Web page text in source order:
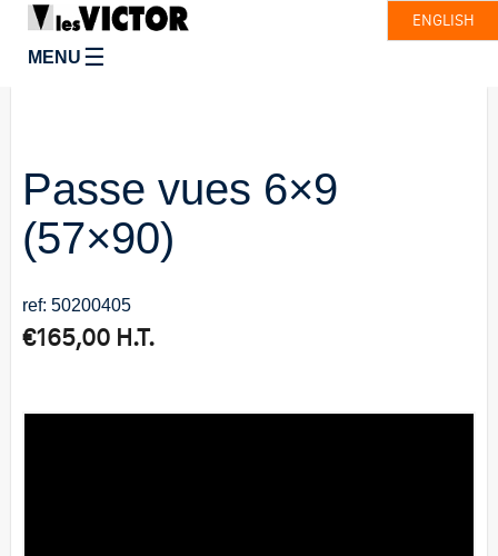
MENU ☰
ENGLISH
Passe vues 6×9
(57×90)
ref: 50200405
€165,00 H.T.